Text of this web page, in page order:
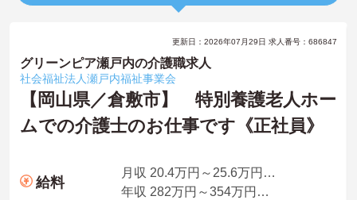
更新日：2026年07月29日 求人番号：686847
グリーンピア瀬戸内の介護職求人
社会福祉法人瀬戸内福祉事業会
【岡山県／倉敷市】 特別養護老人ホー
ムでの介護士のお仕事です《正社員》
給料
月収 20.4万円～25.6万円日給×22日＋夜勤3回分・介護職員手当の概算
年収 282万円～354万円月収×12ヵ月＋賞与2.3ヵ月の場合概算